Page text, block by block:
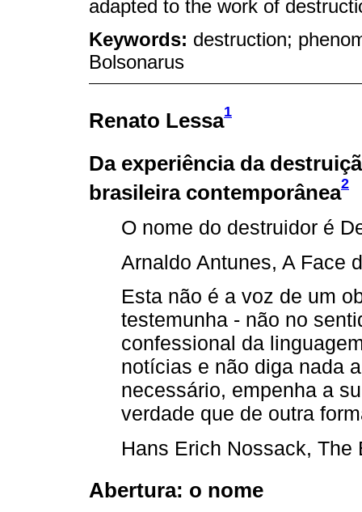
adapted to the work of
Keywords: destruction;
Bolsonarus
Renato Lessa1
Da experiência da
brasileira contemporânea2
O nome do destruidor é
Arnaldo Antunes, A Face
Esta não é a voz de um
testemunha - não no
confessional da
notícias e não diga nada
necessário, empenha a
verdade que de outra
Hans Erich Nossack, The
Abertura: o nome